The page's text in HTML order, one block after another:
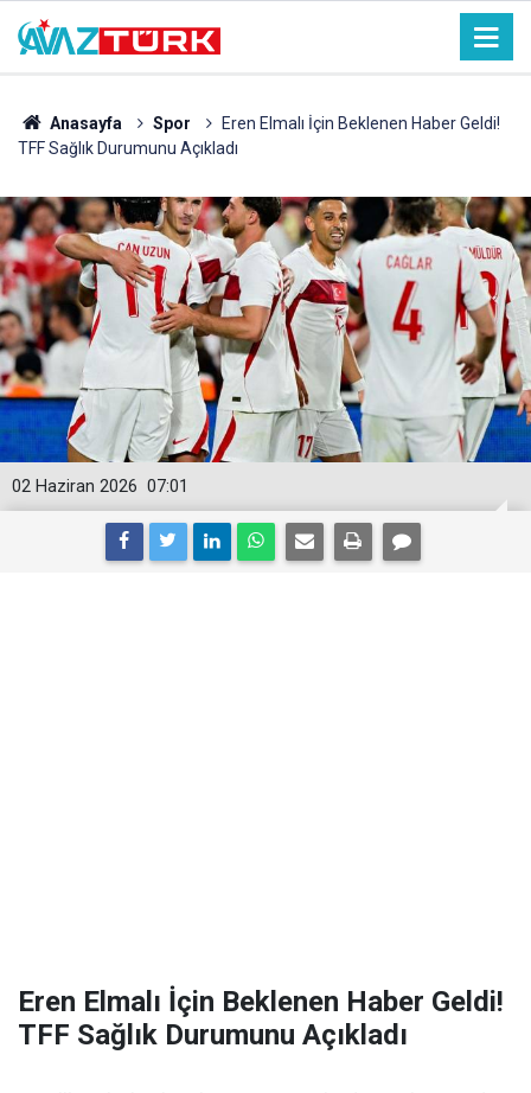
Anasayfa Spor
Eren Elmalı İçin Beklenen Haber Geldi!
TFF Sağlık Durumunu Açıkladı
07:01
02 Haziran 2026
Eren Elmalı İçin Beklenen Haber Geldi!
TFF Sağlık Durumunu Açıkladı